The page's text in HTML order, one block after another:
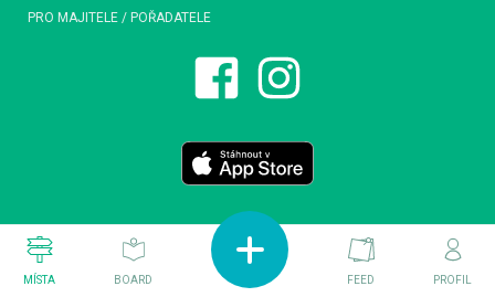
PRO MAJITELE / POŘADATELE
MÍSTA BOARD FEED PROFIL